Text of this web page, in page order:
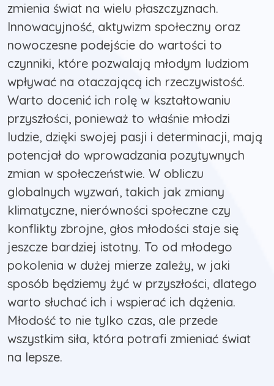
zmienia świat na wielu płaszczyznach.
Innowacyjność, aktywizm społeczny oraz
nowoczesne podejście do wartości to
czynniki, które pozwalają młodym ludziom
wpływać na otaczającą ich rzeczywistość.
Warto docenić ich rolę w kształtowaniu
przyszłości, ponieważ to właśnie młodzi
ludzie, dzięki swojej pasji i determinacji, mają
potencjał do wprowadzania pozytywnych
zmian w społeczeństwie. W obliczu
globalnych wyzwań, takich jak zmiany
klimatyczne, nierówności społeczne czy
konflikty zbrojne, głos młodości staje się
jeszcze bardziej istotny. To od młodego
pokolenia w dużej mierze zależy, w jaki
sposób będziemy żyć w przyszłości, dlatego
warto słuchać ich i wspierać ich dążenia.
Młodość to nie tylko czas, ale przede
wszystkim siła, która potrafi zmieniać świat
na lepsze.